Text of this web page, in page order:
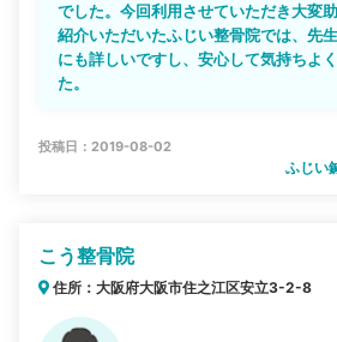
でした。今回利用させていただき大変助
紹介いただいたふじい整骨院では、先
にも詳しいですし、安心して気持ちよ
た。
投稿日：2019-08-02
ふじい
こう整骨院
住所：大阪府大阪市住之江区安立3-2-8